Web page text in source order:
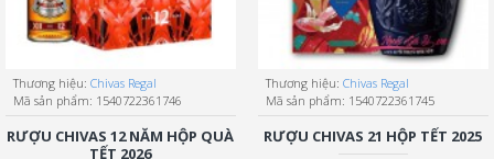
Thương hiệu: Chivas Regal
Mã sản phẩm: 1540722361746
RƯỢU CHIVAS 12 NĂM HỘP QUÀ
TẾT 2026
Thương hiệu: Chivas Regal
Mã sản phẩm: 1540722361745
RƯỢU CHIVAS 21 HỘP TẾT 2025